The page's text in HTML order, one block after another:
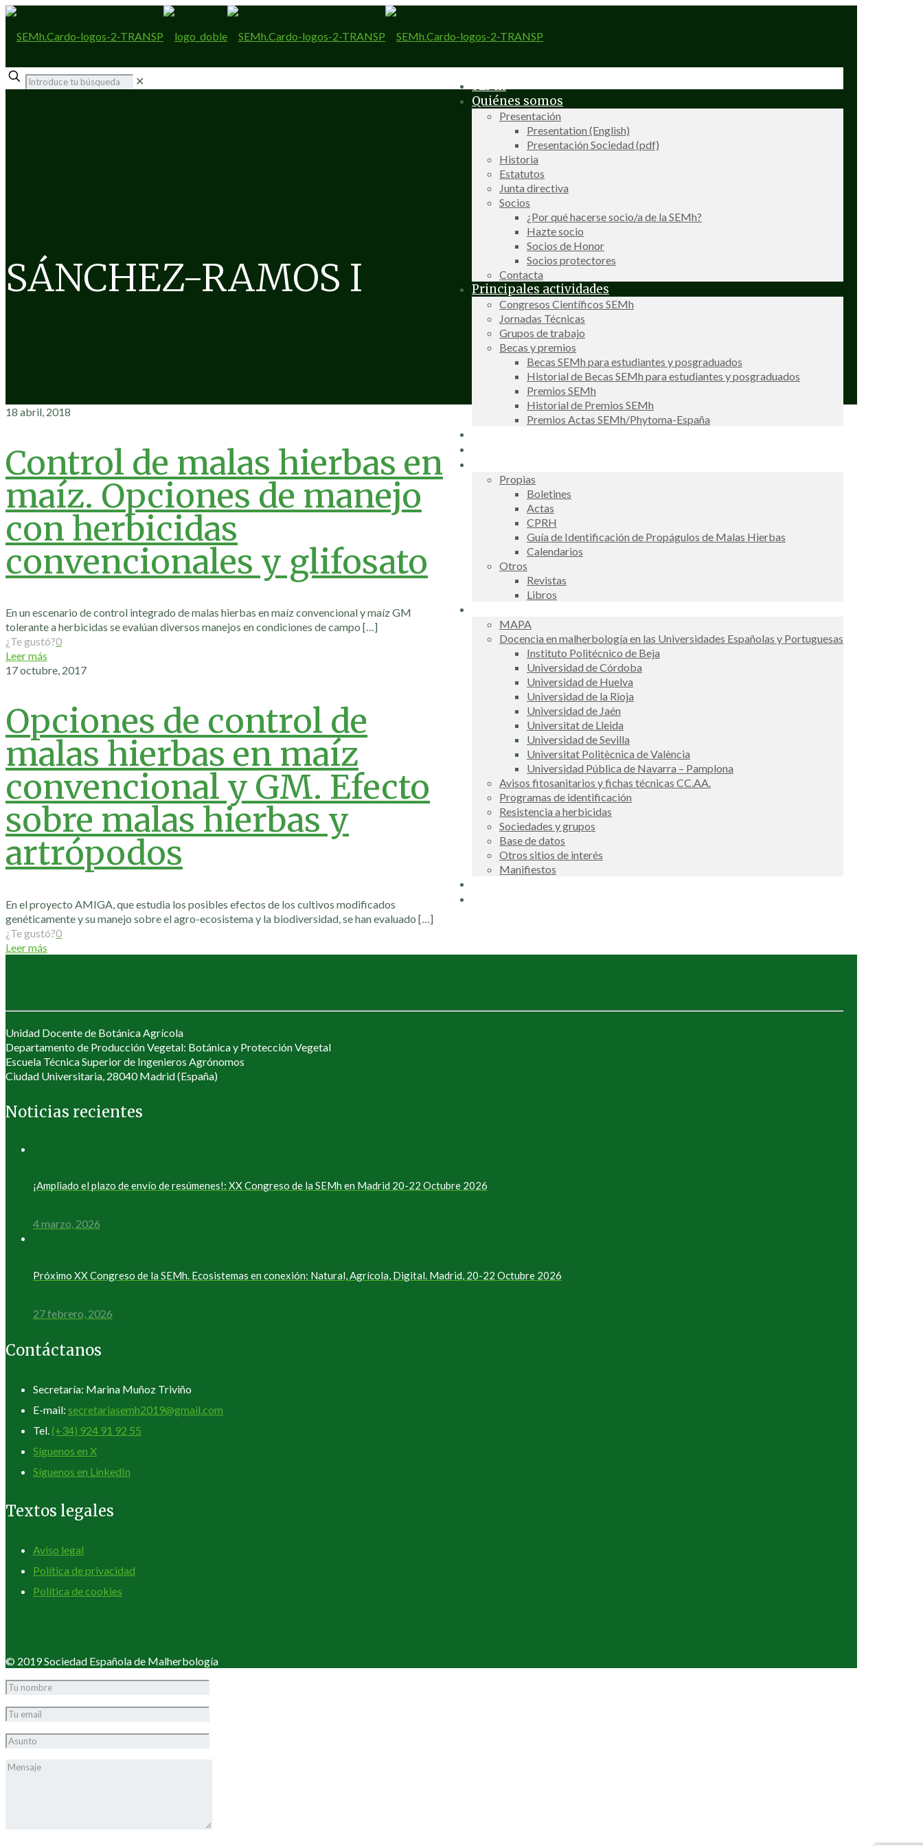
SEMh
Quiénes somos
Presentación
Presentation (English)
Presentación Sociedad (pdf)
Historia
Estatutos
Junta directiva
Socios
¿Por qué hacerse socio/a de la SEMh?
Hazte socio
Socios de Honor
Socios protectores
Contacta
Principales actividades
Congresos Científicos SEMh
Jornadas Técnicas
Grupos de trabajo
Becas y premios
Becas SEMh para estudiantes y posgraduados
Historial de Becas SEMh para estudiantes y posgraduados
Premios SEMh
Historial de Premios SEMh
Premios Actas SEMh/Phytoma-España
Propias
Boletines
Actas
CPRH
Guía de Identificación de Propágulos de Malas Hierbas
Calendarios
Otros
Revistas
Libros
MAPA
Docencia en malherbología en las Universidades Españolas y Portuguesas
Instituto Politécnico de Beja
Universidad de Córdoba
Universidad de Huelva
Universidad de la Rioja
Universidad de Jaén
Universitat de Lleida
Universidad de Sevilla
Universitat Politècnica de València
Universidad Pública de Navarra – Pamplona
Avisos fitosanitarios y fichas técnicas CC.AA.
Programas de identificación
Resistencia a herbicidas
Sociedades y grupos
Base de datos
Otros sitios de interés
Manifiestos
✕
SÁNCHEZ-RAMOS I
18 abril, 2018
Control de malas hierbas en
maíz. Opciones de manejo
con herbicidas
convencionales y glifosato
En un escenario de control integrado de malas hierbas en maíz convencional y maíz GM
tolerante a herbicidas se evalúan diversos manejos en condiciones de campo […]
¿Te gustó?0
Leer más
17 octubre, 2017
Opciones de control de
malas hierbas en maíz
convencional y GM. Efecto
sobre malas hierbas y
artrópodos
En el proyecto AMIGA, que estudia los posibles efectos de los cultivos modificados
genéticamente y su manejo sobre el agro-ecosistema y la biodiversidad, se han evaluado […]
¿Te gustó?0
Leer más
Unidad Docente de Botánica Agrícola
Departamento de Producción Vegetal: Botánica y Protección Vegetal
Escuela Técnica Superior de Ingenieros Agrónomos
Ciudad Universitaria, 28040 Madrid (España)
Noticias recientes
¡Ampliado el plazo de envío de resúmenes!: XX Congreso de la SEMh en Madrid 20-22 Octubre 2026
4 marzo, 2026
Próximo XX Congreso de la SEMh. Ecosistemas en conexión: Natural, Agrícola, Digital. Madrid, 20-22 Octubre 2026
27 febrero, 2026
Contáctanos
Secretaría: Marina Muñoz Triviño
E-mail: secretariasemh2019@gmail.com
Tel. (+34) 924 91 92 55
Síguenos en X
Síguenos en LinkedIn
Textos legales
Aviso legal
Política de privacidad
Política de cookies
© 2019 Sociedad Española de Malherbología